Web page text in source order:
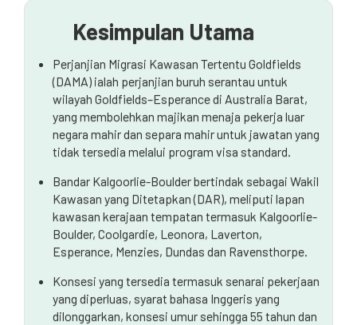
Ciri Utama dan Konsesi DAMA
Proses Pengesahan dan Permohonan
Penilaian Kemahiran DAMA
Industri yang Disokong oleh Goldfields DAMA
Laluan Residensi Tetap
Bagaimana Peguam Migrasi Australia Boleh
Membantu
Soalan Lazim
Kesimpulan Utama
Perjanjian Migrasi Kawasan Tertentu Goldfields
(DAMA) ialah perjanjian buruh serantau untuk
wilayah Goldfields–Esperance di Australia Barat,
yang membolehkan majikan menaja pekerja luar
negara mahir dan separa mahir untuk jawatan yang
tidak tersedia melalui program visa standard.
Bandar Kalgoorlie-Boulder bertindak sebagai Wakil
Kawasan yang Ditetapkan (DAR), meliputi lapan
kawasan kerajaan tempatan termasuk Kalgoorlie-
Boulder, Coolgardie, Leonora, Laverton,
Esperance, Menzies, Dundas dan Ravensthorpe.
Konsesi yang tersedia termasuk senarai pekerjaan
yang diperluas, syarat bahasa Inggeris yang
dilonggarkan, konsesi umur sehingga 55 tahun dan